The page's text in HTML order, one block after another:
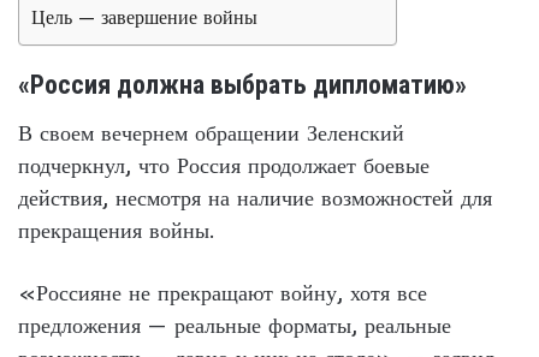
Цель — завершение войны
«Россия должна выбрать дипломатию»
В своем вечернем обращении Зеленский
подчеркнул, что Россия продолжает боевые
действия, несмотря на наличие возможностей для
прекращения войны.
«Россияне не прекращают войну, хотя все
предложения — реальные форматы, реальные